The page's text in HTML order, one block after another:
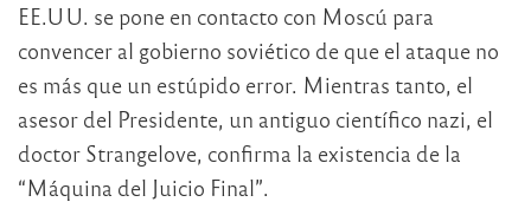
EE.UU. se pone en contacto con Moscú para
convencer al gobierno soviético de que el ataque no
es más que un estúpido error. Mientras tanto, el
asesor del Presidente, un antiguo científico nazi, el
doctor Strangelove, confirma la existencia de la
“Máquina del Juicio Final”.